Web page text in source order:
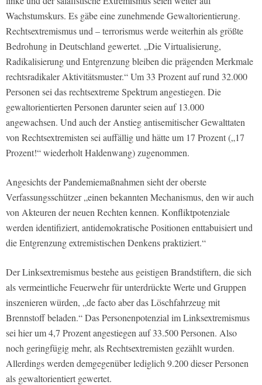
Wachstumskurs. Es gäbe eine zunehmende Gewaltorientierung.
Rechtsextremismus und – terrorismus werde weiterhin als größte
Bedrohung in Deutschland gewertet. „Die Virtualisierung,
Radikalisierung und Entgrenzung bleiben die prägenden Merkmale
rechtsradikaler Aktivitätsmuster.“ Um 33 Prozent auf rund 32.000
Personen sei das rechtsextreme Spektrum angestiegen. Die
gewaltorientierten Personen darunter seien auf 13.000
angewachsen. Und auch der Anstieg antisemitischer Gewalttaten
von Rechtsextremisten sei auffällig und hätte um 17 Prozent („17
Prozent!“ wiederholt Haldenwang) zugenommen.
Angesichts der Pandemiemaßnahmen sieht der oberste
Verfassungsschützer „einen bekannten Mechanismus, den wir auch
von Akteuren der neuen Rechten kennen. Konfliktpotenziale
werden identifiziert, antidemokratische Positionen enttabuisiert und
die Entgrenzung extremistischen Denkens praktiziert.“
Der Linksextremismus bestehe aus geistigen Brandstiftern, die sich
als vermeintliche Feuerwehr für unterdrückte Werte und Gruppen
inszenieren würden, „de facto aber das Löschfahrzeug mit
Brennstoff beladen.“ Das Personenpotenzial im Linksextremismus
sei hier um 4,7 Prozent angestiegen auf 33.500 Personen. Also
noch geringfügig mehr, als Rechtsextremisten gezählt wurden.
Allerdings werden demgegenüber lediglich 9.200 dieser Personen
als gewaltorientiert gewertet.